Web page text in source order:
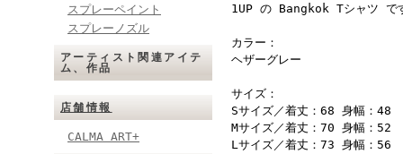
スプレーペイント
スプレーノズル
アーティスト関連アイテ
ム、作品
店舗情報
CALMA ART+
1UP の Bangkok Tシャツ で
カラー：
ヘザーグレー
サイズ：
Sサイズ／着丈：68 身幅：48
Mサイズ／着丈：70 身幅：52
Lサイズ／着丈：73 身幅：56